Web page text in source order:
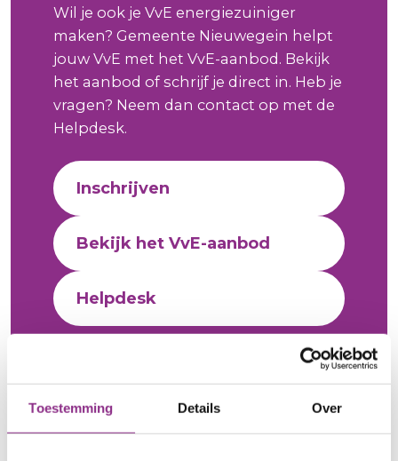
Toestemming Details Over
Wil je ook je VvE energiezuiniger
maken? Gemeente Nieuwegein helpt
jouw VvE met het VvE-aanbod. Bekijk
het aanbod of schrijf je direct in. Heb je
vragen? Neem dan contact op met de
Helpdesk.
Inschrijven
Bekijk het VvE-aanbod
Helpdesk